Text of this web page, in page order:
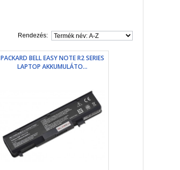
Rendezés:
PACKARD BELL EASY NOTE R2 SERIES
LAPTOP AKKUMULÁTO...